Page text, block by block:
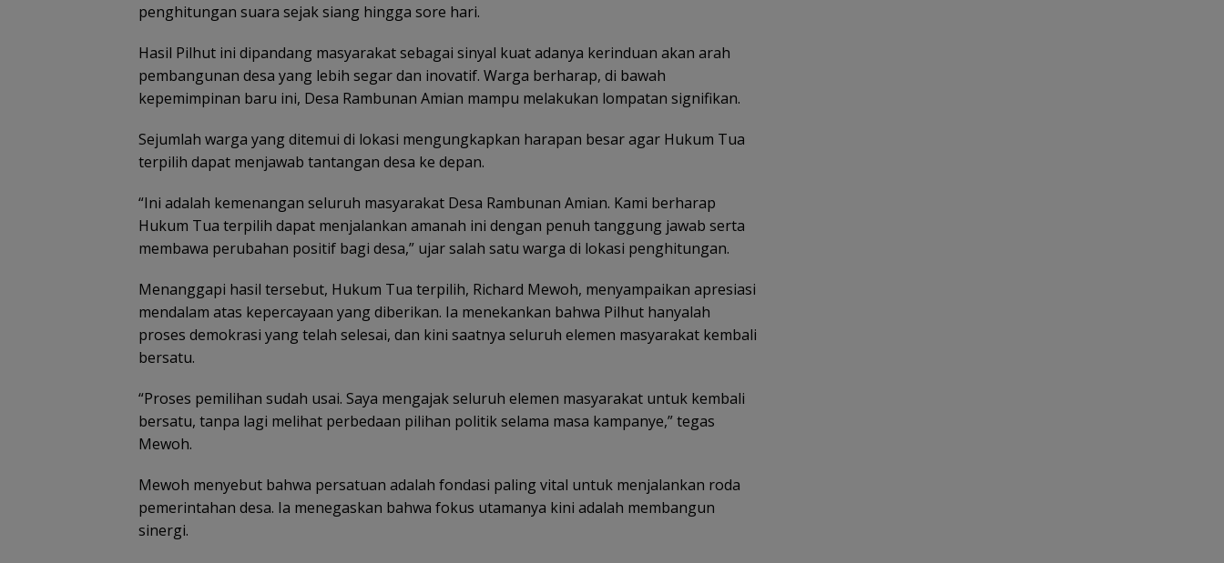
penghitungan suara sejak siang hingga sore hari.
Hasil Pilhut ini dipandang masyarakat sebagai sinyal kuat adanya kerinduan akan arah
pembangunan desa yang lebih segar dan inovatif. Warga berharap, di bawah
kepemimpinan baru ini, Desa Rambunan Amian mampu melakukan lompatan signifikan.
Sejumlah warga yang ditemui di lokasi mengungkapkan harapan besar agar Hukum Tua
terpilih dapat menjawab tantangan desa ke depan.
“Ini adalah kemenangan seluruh masyarakat Desa Rambunan Amian. Kami berharap
Hukum Tua terpilih dapat menjalankan amanah ini dengan penuh tanggung jawab serta
membawa perubahan positif bagi desa,” ujar salah satu warga di lokasi penghitungan.
Menanggapi hasil tersebut, Hukum Tua terpilih, Richard Mewoh, menyampaikan apresiasi
mendalam atas kepercayaan yang diberikan. Ia menekankan bahwa Pilhut hanyalah
proses demokrasi yang telah selesai, dan kini saatnya seluruh elemen masyarakat kembali
bersatu.
“Proses pemilihan sudah usai. Saya mengajak seluruh elemen masyarakat untuk kembali
bersatu, tanpa lagi melihat perbedaan pilihan politik selama masa kampanye,” tegas
Mewoh.
Mewoh menyebut bahwa persatuan adalah fondasi paling vital untuk menjalankan roda
pemerintahan desa. Ia menegaskan bahwa fokus utamanya kini adalah membangun
sinergi.